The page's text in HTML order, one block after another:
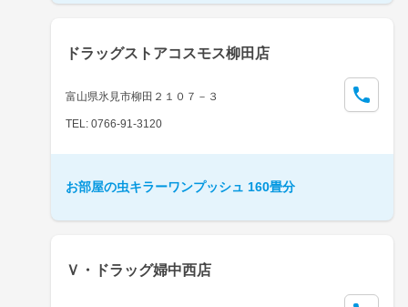
ドラッグストアコスモス柳田店
富山県氷見市柳田２１０７－３
TEL: 0766-91-3120
お部屋の虫キラーワンプッシュ 160畳分
Ｖ・ドラッグ婦中西店